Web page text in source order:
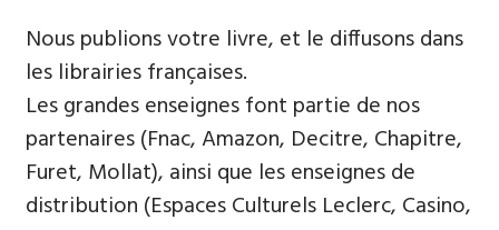
Nous publions votre livre, et le diffusons dans
les librairies françaises.
Les grandes enseignes font partie de nos
partenaires (Fnac, Amazon, Decitre, Chapitre,
Furet, Mollat), ainsi que les enseignes de
distribution (Espaces Culturels Leclerc, Casino,